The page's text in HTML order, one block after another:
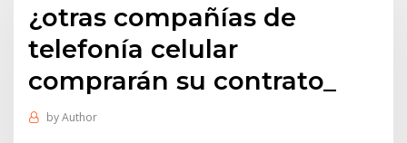
¿otras compañías de
telefonía celular
comprarán su contrato_
byAuthor